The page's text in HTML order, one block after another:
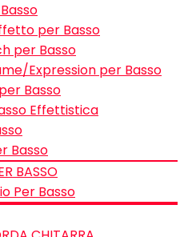
per Basso
per Basso
Expression per Basso
Basso
Effettistica
Basso
BASSO
Per Basso